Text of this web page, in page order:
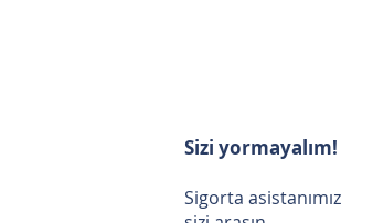
Sizi yormayalım!
Sigorta asistanımız